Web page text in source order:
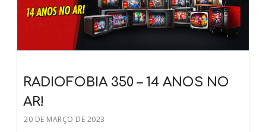
RADIOFOBIA 350 – 14 ANOS NO
AR!
20 DE MARÇO DE 2023